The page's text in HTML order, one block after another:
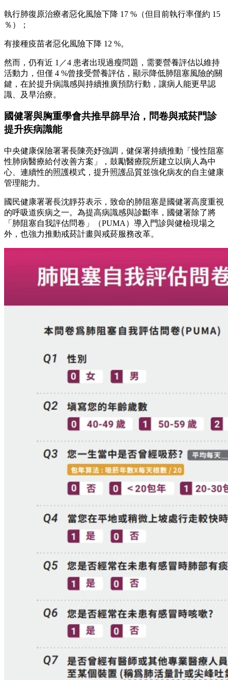
執行肺復原治療者惡化風險下降 17 %（但目前執行率僅約 15
％）；
有接種疫苗者惡化風險下降 12 %。
然而，仍有近 1／4 患者出現過瘦問題，需要營養評估以維持
活動力，但僅 4 %曾接受營養評估，顯示降低肺阻塞風險的關
鍵，在於提升病識感與持續推廣預防行動，讓病人能更早認
識、及早治療。
國健署與胸重學會共推早篩早治，問卷與戒菸門診
提升疾病識能
中央健康保險署署長陳亮妤強調，健保署持續推動「慢性阻塞
性肺病醫療給付改善方案」，鼓勵醫療院所建立以病人為中
心、連續性的照護模式，提升照護品質並強化病友的自主健康
管理能力。
國民健康署署長沈靜芬表示，致命的肺阻塞是國健署高度重視
的呼吸道疾病之一。為提高病識感與診斷率，國健署除了將
「肺阻塞自我評估問卷」（PUMA）導入門診與健檢現場之
外，也強力推動戒菸計畫與戒菸服務改革。